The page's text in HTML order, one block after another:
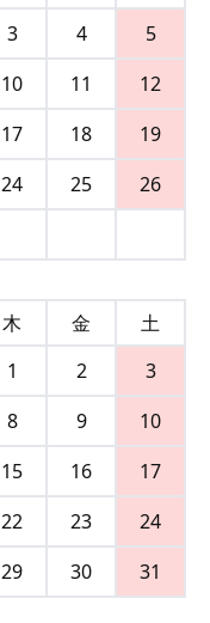
3 4
5
10 11
12
17 18
19
24 25
26
木 金
土
1
2
3
8 9
10
15 16
17
22 23
24
29 30 31